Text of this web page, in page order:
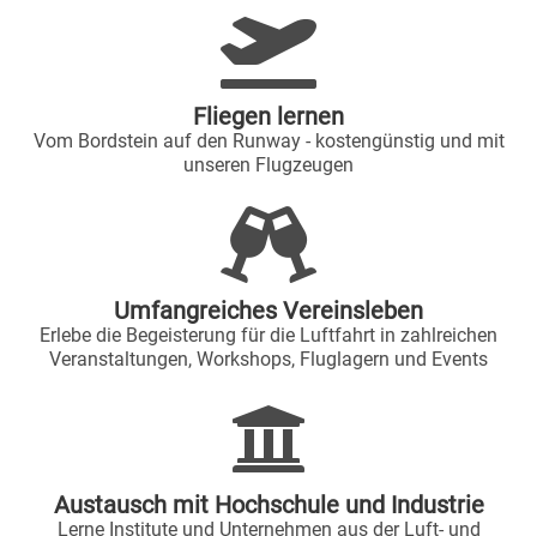
Fliegen lernen
Vom Bordstein auf den Runway - kostengünstig und mit
unseren Flugzeugen
Umfangreiches Vereinsleben
Erlebe die Begeisterung für die Luftfahrt in zahlreichen
Veranstaltungen, Workshops, Fluglagern und Events
Austausch mit Hochschule und Industrie
Lerne Institute und Unternehmen aus der Luft- und